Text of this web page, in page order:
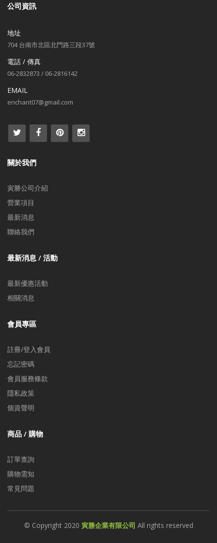
公司資訊
地址
704 台南市北區北門路三段37號
電話 / 傳真
06-2832873 / 06-2816142
EMAIL
enchant07@gmail.com
關於我們
寅勝公司介紹
營業項目
最新消息
聯絡我們
最新消息 / 活動
最新優惠活動
相關消息
會員專區
註冊/登入會員
忘記密碼
會員服務條款
隱私政策
個資聲明
商品 / 購物
訂單查詢
購物需知
常見問題
© Copyright 2020 寅勝企業有限公司 All rights reserved